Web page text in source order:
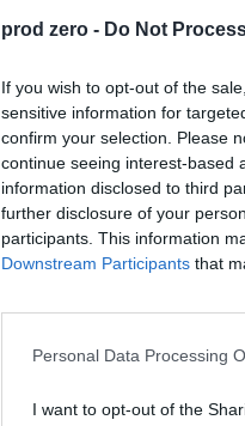
prod zero - Do Not
If you wish to opt-out of the
sensitive information for
confirm your selection. Please
continue seeing interest-based
information disclosed to third
further disclosure of your
participants. This information
Downstream Participants that
Personal Data Processing
I want to opt-out of the